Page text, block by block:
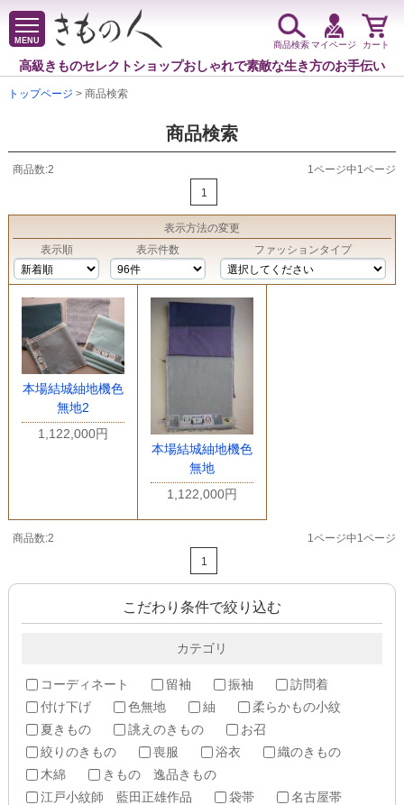
MENU
高級きものセレクトショップおしゃれで素敵な生き方のお手伝い
商品検索マイページ カート
トップページ > 商品検索
商品検索
商品数:2
1ページ中1ページ
1
表示方法の変更
表示順
表示件数 ファッションタイプ
本場結城紬地機色
無地2
1,122,000円
本場結城紬地機色
無地
1,122,000円
商品数:2
1ページ中1ページ
1
こだわり条件で絞り込む
カテゴリ
コーディネート 留袖 振袖
訪問着
付け下げ
色無地 紬
柔らかもの小紋
夏きもの
誂えのきもの
お召
絞りのきもの
喪服 浴衣
織のきもの
木綿
きもの 逸品きもの
江戸小紋師 藍田正雄作品
袋帯
名古屋帯